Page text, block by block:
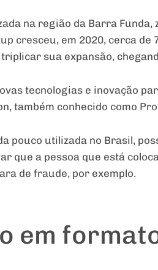
na região da Barra
cresceu, em 2020, cerca
sua expansão,
tecnologias e inovação
também conhecido como
pouco utilizada no Brasil,
que a pessoa que está
de fraude, por exemplo.
em